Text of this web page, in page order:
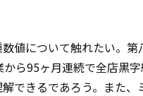
値について触れたい。
ら95ヶ月連続で全店黒
できるであろう。また